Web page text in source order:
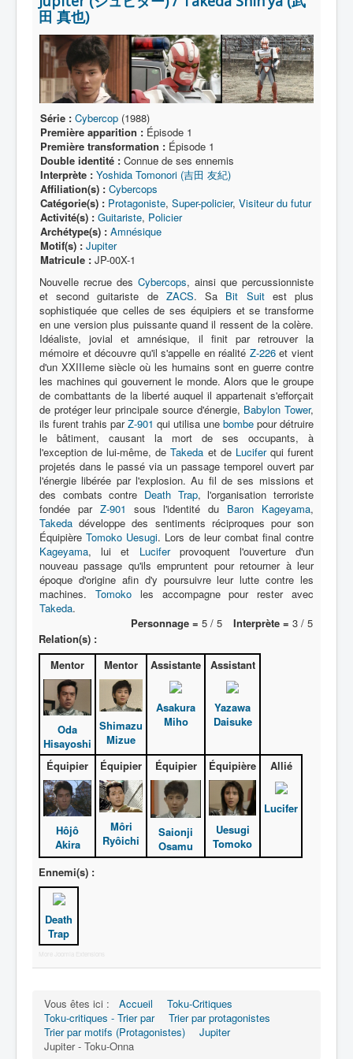
Acteur
Équipe
Personnage
Transformation
Équipement
Mecha
Objet
Lieu
Référence
Fanservice
Générique
Protagoniste
Entourage
Antagoniste
Monstre
Autre
Animal
Race
Archétype
[]
Nom
Catégorie
Activité
Motif
田 真也)
Série : Cybercop (1988)
Première apparition : Épisode 1
Première transformation : Épisode 1
Double identité : Connue de ses ennemis
Interprète : Yoshida Tomonori (吉田 友紀)
Affiliation(s) : Cybercops
Catégorie(s) : Protagoniste, Super-policier, Visiteur du futur
Activité(s) : Guitariste, Policier
Archétype(s) : Amnésique
Motif(s) : Jupiter
Matricule : JP-00X-1
Nouvelle recrue des Cybercops, ainsi que percussionniste
et second guitariste de ZACS. Sa Bit Suitest plus
sophistiquée que celles de ses équipiers et se transforme
en une version plus puissante quand il ressent de la colère.
Idéaliste, jovial et amnésique, il finit par retrouver la
mémoire et découvre qu'il s'appelle en réalité Z-226et vient
d'un XXIIIeme siècle où les humains sont en guerre contre
les machines qui gouvernent le monde. Alors que le groupe
de combattants de la liberté auquel il appartenait s'efforçait
de protéger leur principale source d'énergie, Babylon Tower,
ils furent trahis parZ-901 qui utilisa une bombe pour détruire
le bâtiment, causant la mort de ses occupants, à
l'exception de lui-même, deTakeda et de Luciferqui furent
projetés dans le passé via un passage temporel ouvert par
l'énergie libérée par l'explosion. Au fil de ses missions et
des combats contre Death Trap, l'organisation terroriste
fondée par Z-901 sous l'identité du Baron Kageyama,
Takeda développe des sentiments réciproques pour son
ÉquipièreTomoko Uesugi. Lors de leur combat final contre
Kageyama, lui et Luciferprovoquent l'ouverture d'un
nouveau passage qu'ils empruntent pour retourner à leur
époque d'origine afin d'y poursuivre leur lutte contre les
machines. Tomokoles accompagne pour rester avec
Takeda.
Personnage = 5 / 5 Interprète = 3 / 5
Relation(s) :
Mentor
Oda
Hisayoshi
Mentor
Shimazu
Mizue
Assistante
Asakura
Miho
Assistant
Yazawa
Daisuke
Équipier
Hôjô
Akira
Équipier
Môri
Ryôichi
Équipier
Saionji
Osamu
Équipière
Uesugi
Tomoko
Allié
Lucifer
Ennemi(s) :
Death
Trap
More Joomla Extensions
Vous êtes ici : Accueil
Toku-Critiques
Toku-critiques - Trier par
Trier par protagonistes
Trier par motifs (Protagonistes)
Jupiter
Jupiter - Toku-Onna